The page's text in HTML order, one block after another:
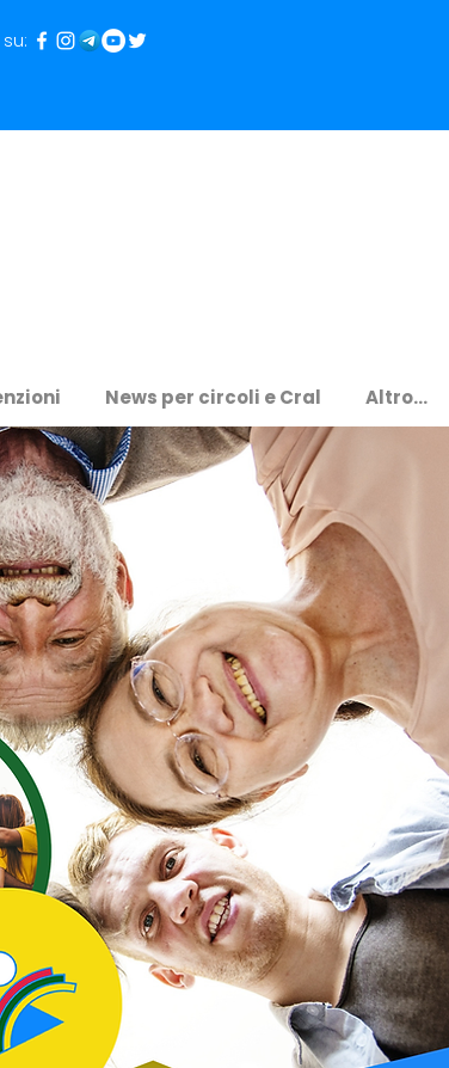
News per circoli e Cral Altro...